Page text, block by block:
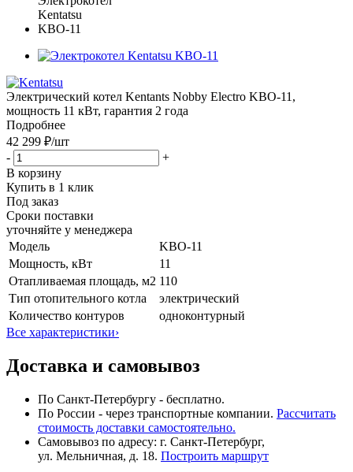
Электрический котел Kentants Nobby Electro KBO-11,
мощность 11 кВт, гарантия 2 года
Подробнее
42 299 ₽/шт
-
+
В корзину
Купить в 1 клик
Под заказ
Сроки поставки
уточняйте у менеджера
Модель
KBO-11
Мощность, кВт
11
Отапливаемая площадь, м2 110
Тип отопительного котла
электрический
Количество контуров
одноконтурный
Все характеристики›
Доставка и самовывоз
По Санкт-Петербургу - бесплатно.
По России - через транспортные компании. Рассчитать
стоимость доставки самостоятельно.
Самовывоз по адресу: г. Санкт-Петербург,
ул. Мельничная, д. 18. Построить маршрут